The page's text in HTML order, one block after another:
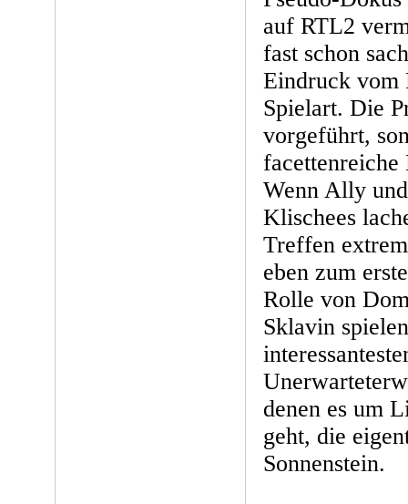
auf RTL2
fast schon
Eindruck vom
Spielart. Die
vorgeführt,
facettenreiche
Wenn Ally
Klischees
Treffen
eben zum
Rolle von
Sklavin
denen es um
geht, die
Sonnenstein.